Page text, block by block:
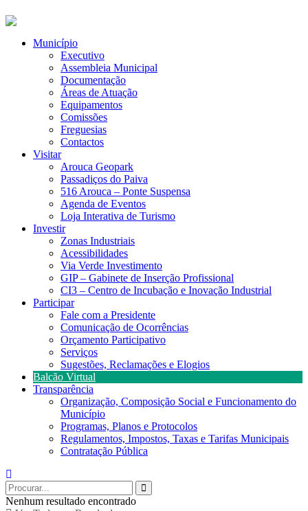
Município
Executivo
Assembleia Municipal
Documentação
Áreas de Atuação
Equipamentos
Comissões
Freguesias
Contactos
Visitar
Arouca Geopark
Passadiços do Paiva
516 Arouca – Ponte Suspensa
Agenda de Eventos
Loja Interativa de Turismo
Investir
Zonas Industriais
Acessibilidades
Via Verde Investimento
GIP – Gabinete de Inserção Profissional
CI3 – Centro de Incubação e Inovação Industrial
Participar
Fale com a Presidente
Comunicação de Ocorrências
Orçamento Participativo
Serviços
Sugestões, Reclamações e Elogios
Balcão Virtual
Transparência
Organização, Composição Social e Funcionamento do
Município
Programas, Planos e Protocolos
Regulamentos, Impostos, Taxas e Tarifas Municipais
Contratação Pública
Nenhum resultado encontrado